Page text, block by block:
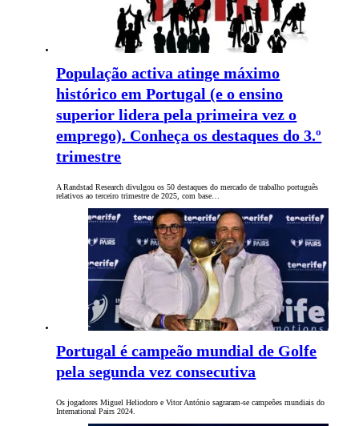
População activa atinge máximo
histórico em Portugal (e o ensino
superior lidera pela primeira vez o
emprego). Conheça os destaques do 3.º
trimestre
A Randstad Research divulgou os 50 destaques do mercado de trabalho português
relativos ao terceiro trimestre de 2025, com base…
Portugal é campeão mundial de Golfe
pela segunda vez consecutiva
Os jogadores Miguel Heliodoro e Vitor António sagraram-se campeões mundiais do
International Pairs 2024.